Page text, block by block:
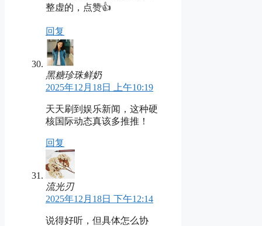
整虚的，点赞👍
回复
黑糖珍珠鲜奶
2025年12月18日 上午10:19
天天刷到娱乐新闻，这种硬
核国际动态真该多推推！
回复
流光刃
2025年12月18日 下午12:14
说得好听，但具体怎么协